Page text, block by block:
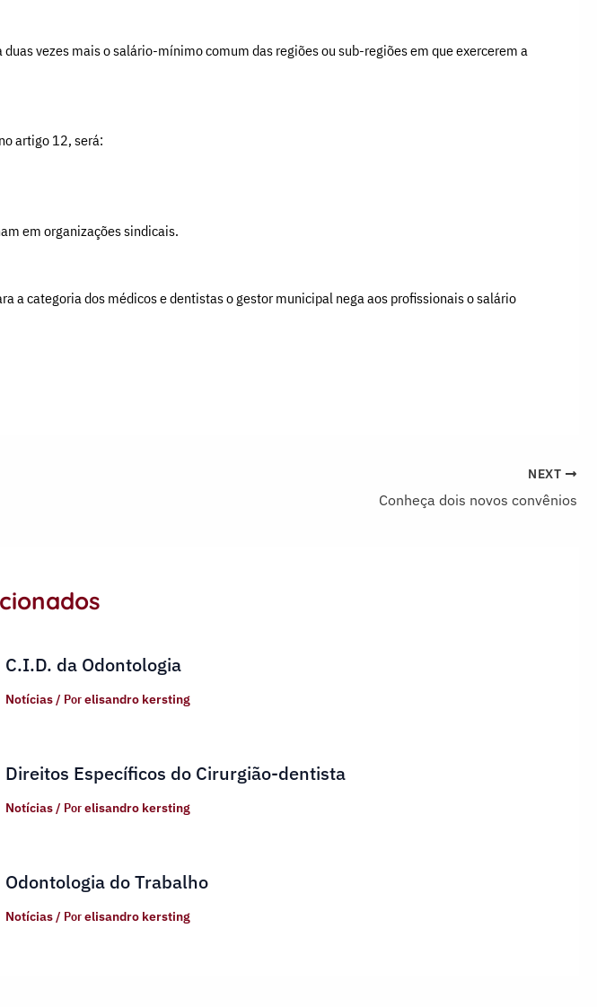
vezes mais o salário-mínimo comum das regiões ou sub-regiões em que exercerem a
artigo 12, será:
em organizações sindicais.
a categoria dos médicos e dentistas o gestor municipal nega aos profissionais o salário
NEXT
Conheça dois novos convênios
C.I.D. da Odontologia
Notícias/ Porelisandro kersting
Direitos Específicos do Cirurgião-dentista
Notícias/ Porelisandro kersting
Odontologia do Trabalho
Notícias/ Porelisandro kersting